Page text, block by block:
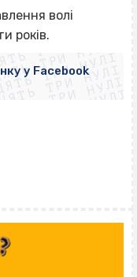
волі
років.
ТРИ НУЛІ
ТРИ НУЛІ
ТРИ НУЛІ
ТРИ НУЛІ
ТРИ НУЛІ
ТРИ НУЛІ
ТРИ НУЛІ
ТРИ НУЛІ
у Facebook